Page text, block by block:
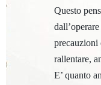
Questo
precauzioni
rallentare,
E’ quanto